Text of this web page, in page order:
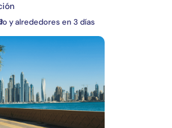
y alrededores en 3 días